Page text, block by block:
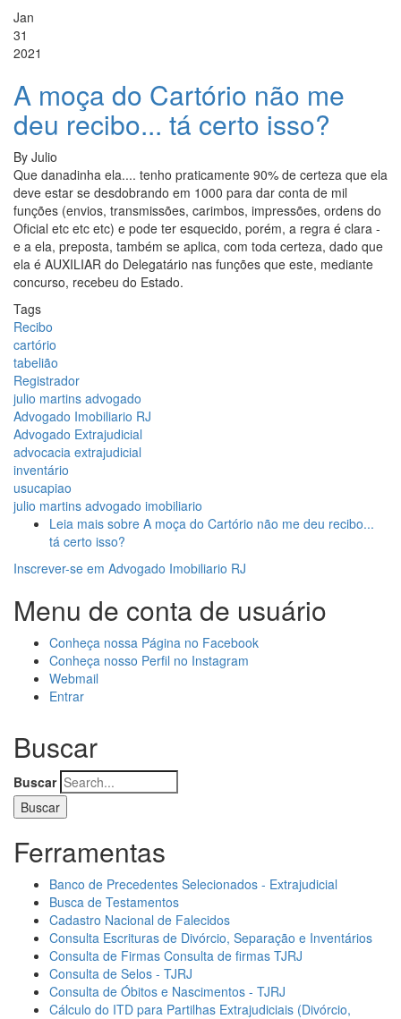
Jan
31
2021
A moça do Cartório não me
deu recibo... tá certo isso?
By Julio
Que danadinha ela.... tenho praticamente 90% de certeza que ela
deve estar se desdobrando em 1000 para dar conta de mil
funções (envios, transmissões, carimbos, impressões, ordens do
Oficial etc etc etc) e pode ter esquecido, porém, a regra é clara -
e a ela, preposta, também se aplica, com toda certeza, dado que
ela é AUXILIAR do Delegatário nas funções que este, mediante
concurso, recebeu do Estado.
Tags
Recibo
cartório
tabelião
Registrador
julio martins advogado
Advogado Imobiliario RJ
Advogado Extrajudicial
advocacia extrajudicial
inventário
usucapiao
julio martins advogado imobiliario
Leia mais sobre A moça do Cartório não me deu recibo...
tá certo isso?
Inscrever-se em Advogado Imobiliario RJ
Menu de conta de usuário
Conheça nossa Página no Facebook
Conheça nosso Perfil no Instagram
Webmail
Entrar
Buscar
Buscar
Ferramentas
Banco de Precedentes Selecionados - Extrajudicial
Busca de Testamentos
Cadastro Nacional de Falecidos
Consulta Escrituras de Divórcio, Separação e Inventários
Consulta de Firmas Consulta de firmas TJRJ
Consulta de Selos - TJRJ
Consulta de Óbitos e Nascimentos - TJRJ
Cálculo do ITD para Partilhas Extrajudiciais (Divórcio,